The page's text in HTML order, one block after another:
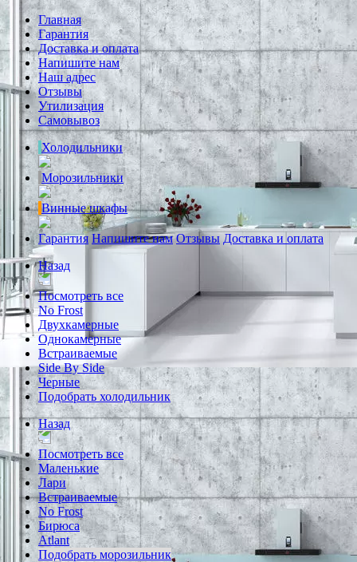
Главная
Гарантия
Доставка и оплата
Напишите нам
Наш адрес
Отзывы
Утилизация
Самовывоз
Холодильники
Морозильники
Винные шкафы
Гарантия Напишите нам Отзывы Доставка и оплата
Назад
Посмотреть все
No Frost
Двухкамерные
Однокамерные
Встраиваемые
Side By Side
Черные
Подобрать холодильник
Назад
Посмотреть все
Маленькие
Лари
Встраиваемые
No Frost
Бирюса
Atlant
Подобрать морозильник